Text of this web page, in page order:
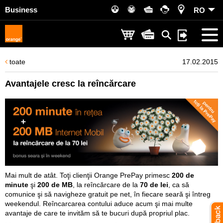
Business RO
toate 17.02.2015
Avantajele cresc la reîncărcare
Mai mult de atât. Toţi clienţii Orange PrePay primesc 200 de
minute şi 200 de MB , la reîncărcare de la 70 de lei , ca să
comunice şi să navigheze gratuit pe net, în fiecare seară şi întreg
weekendul. Reîncarcarea contului aduce acum şi mai multe
avantaje de care te invităm să te bucuri după propriul plac.